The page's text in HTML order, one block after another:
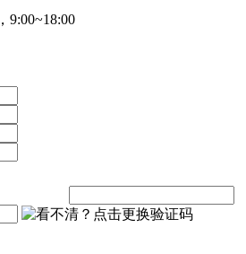
9:00~18:00